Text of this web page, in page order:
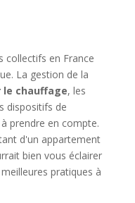
collectifs en France
La gestion de la
chauffage, les
dispositifs de
prendre en compte.
d'un appartement
bien vous éclairer
pratiques à